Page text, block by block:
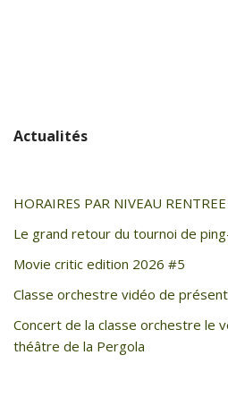
Actualités
HORAIRES PAR NIVEAU
Le grand retour du tournoi de
Movie critic edition 2026 #5
Classe orchestre vidéo de
Concert de la classe orchestre le
théâtre de la Pergola